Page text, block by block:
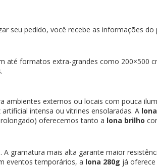
seu pedido, você recebe as informações
até formatos extra-grandes como 200×500
ambientes externos ou locais com pouca
intensa ou vitrines ensolaradas. A
oferecemos tanto a lona brilho
gramatura mais alta garante maior
eventos temporários, a lona 280g já